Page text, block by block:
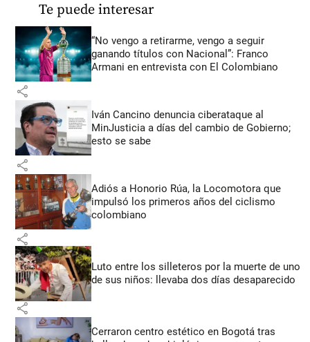
Te puede interesar
“No vengo a retirarme, vengo a seguir
ganando títulos con Nacional”: Franco
Armani en entrevista con El Colombiano
share
Iván Cancino denuncia ciberataque al
MinJusticia a días del cambio de Gobierno;
esto se sabe
share
Adiós a Honorio Rúa, la Locomotora que
impulsó los primeros años del ciclismo
colombiano
share
Luto entre los silleteros por la muerte de uno
de sus niños: llevaba dos días desaparecido
share
Cerraron centro estético en Bogotá tras